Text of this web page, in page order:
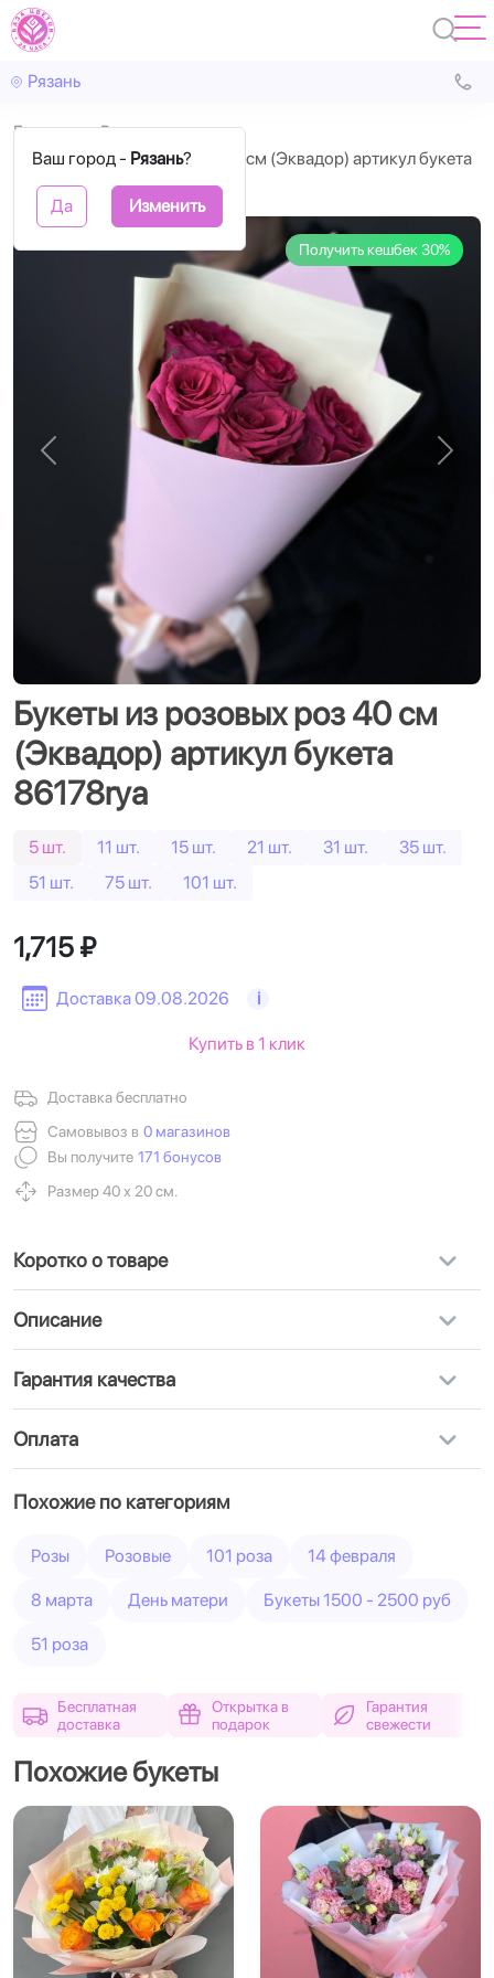
Рязань
Ваш город - Рязань?
Да Изменить
Главная
Розы
Букеты из розовых роз 40 см (Эквадор) артикул букета
86178rya
Получить кешбек 30%
Назад
Букеты из розовых роз 40 см
(Эквадор) артикул букета
86178rya
5 шт. 11 шт. 15 шт. 21 шт. 31 шт.
35 шт.
51 шт.
75 шт. 101 шт.
Доставка 09.08.2026 i
1,715 ₽
Доставка бесплатно
Самовывоз в 0 магазинов
Вы получите 171 бонусов
Размер 40 х 20 см.
Купить в 1 клик
Коротко о товаре
Описание
Гарантия качества
Оплата
Похожие по категориям
Розы Розовые 101 роза 14 февраля
8 марта День матери Букеты 1500 - 2500 руб
51 роза
Бесплатная
доставка
Открытка в
подарок
Гарантия
свежести
Похожие букеты